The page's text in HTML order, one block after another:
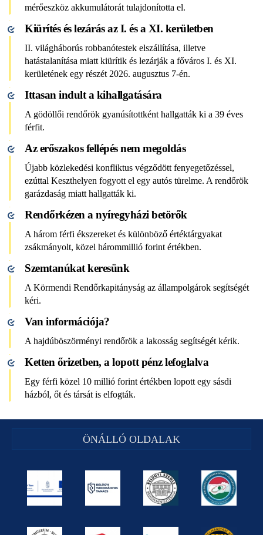
mérőeszköz akkumulátorát tulajdonította el.
Kiürítés és lezárás az I. és a XI. kerületben
II. világháborús robbanótestek elszállítása, illetve
hatástalanítása miatt kiürítik és lezárják a főváros I. és XI.
kerületének egy részét 2026. augusztus 7-én.
Ittasan indult a kihallgatására
A gödöllői rendőrök gyanúsítottként hallgatták ki a 39 éves
férfit.
Az erőszakos fellépés nem megoldás
Újabb közlekedési konfliktus végződött fenyegetőzéssel,
ezúttal Keszthelyen fogyott el egy autós türelme. A rendőrök
garázdaság miatt hallgatták ki.
Rendőrkézen a nyíregyházi betörők
A három férfi ékszereket és különböző értéktárgyakat
zsákmányolt, közel hárommillió forint értékben.
Szemtanúkat keresünk
A Körmendi Rendőrkapitányság az állampolgárok segítségét
kéri.
Van információja?
A hajdúböszörményi rendőrök a lakosság segítségét kérik.
Ketten őrizetben, a lopott pénz lefoglalva
Egy férfi közel 10 millió forint értékben lopott egy sásdi
házból, őt és társát is elfogták.
ÖNÁLLÓ OLDALAK